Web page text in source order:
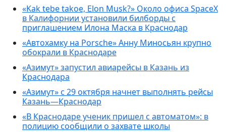
«Kak tebe takoe, Elon Musk?» Около офиса SpaceX
в Калифорнии установили билборды с
приглашением Илона Маска в Краснодар
«Автохамку на Porsche» Анну Миносьян крупно
обокрали в Краснодаре
«Азимут» запустил авиарейсы в Казань из
Краснодара
«Азимут» с 29 октября начнет выполнять рейсы
Казань—Краснодар
«В Краснодаре ученик пришел с автоматом»: в
полицию сообщили о захвате школы